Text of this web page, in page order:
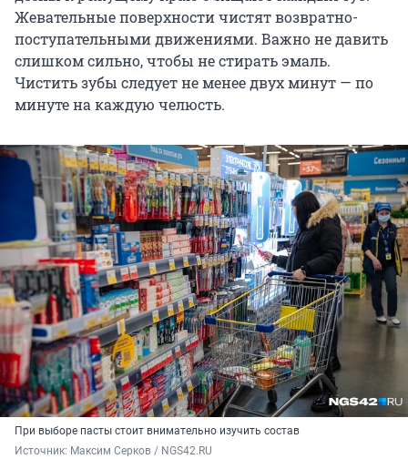
Жевательные поверхности чистят возвратно-
поступательными движениями. Важно не давить
слишком сильно, чтобы не стирать эмаль.
Чистить зубы следует не менее двух минут — по
минуте на каждую челюсть.
При выборе пасты стоит внимательно изучить состав
Источник: Максим Серков / NGS42.RU